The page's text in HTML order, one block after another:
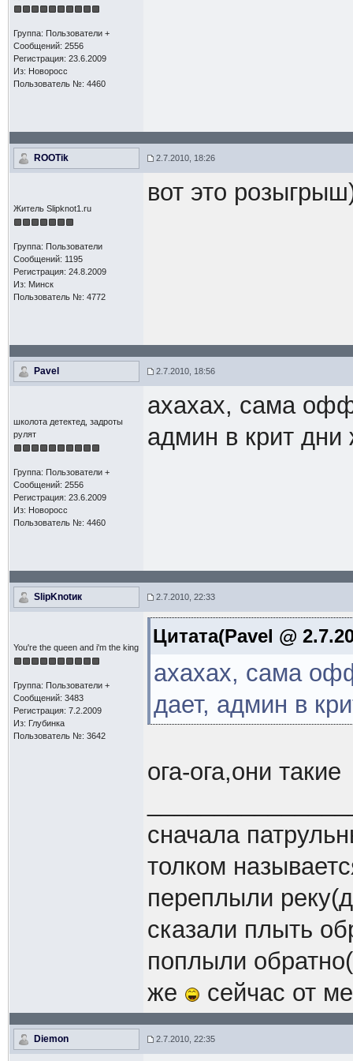
Группа: Пользователи +
Сообщений: 2556
Регистрация: 23.6.2009
Из: Новоросс
Пользователь №: 4460
ROOTik 2.7.2010, 18:26
Житель Slipknot1.ru
Группа: Пользователи
Сообщений: 1195
Регистрация: 24.8.2009
Из: Минск
Пользователь №: 4772
вот это
Pavel 2.7.2010, 18:56
школота детектед, задроты
рулят
Группа: Пользователи +
Сообщений: 2556
Регистрация: 23.6.2009
Из: Новоросс
Пользователь №: 4460
ахахах, сама
админ в крит дни
SlipKnotик 2.7.2010, 22:33
You're the queen and i'm the king
Группа: Пользователи +
Сообщений: 3483
Регистрация: 7.2.2009
Из: Глубинка
Пользователь №: 3642
Цитата(Pavel @
ахахах, сама
дает, админ в
ога-ога,они такие
сначала
толком
переплыли
сказали плыть
поплыли
же
сейчас от
Diemon 2.7.2010, 22:35